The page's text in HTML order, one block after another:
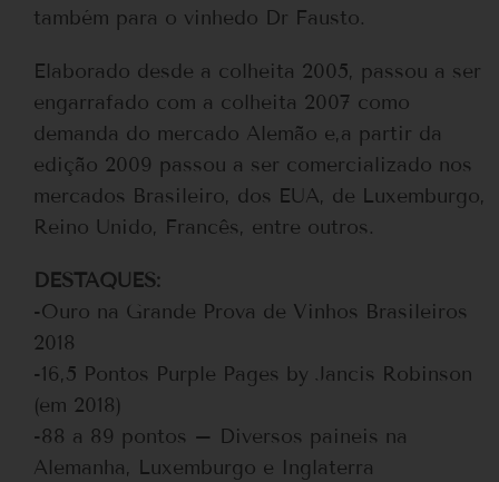
também para o vinhedo Dr Fausto.
Elaborado desde a colheita 2005, passou a ser
engarrafado com a colheita 2007 como
demanda do mercado Alemão e,a partir da
edição 2009 passou a ser comercializado nos
mercados Brasileiro, dos EUA, de Luxemburgo,
Reino Unido, Francês, entre outros.
DESTAQUES:
-Ouro na Grande Prova de Vinhos Brasileiros
2018
-16,5 Pontos Purple Pages by Jancis Robinson
(em 2018)
-88 a 89 pontos – Diversos paineis na
Alemanha, Luxemburgo e Inglaterra